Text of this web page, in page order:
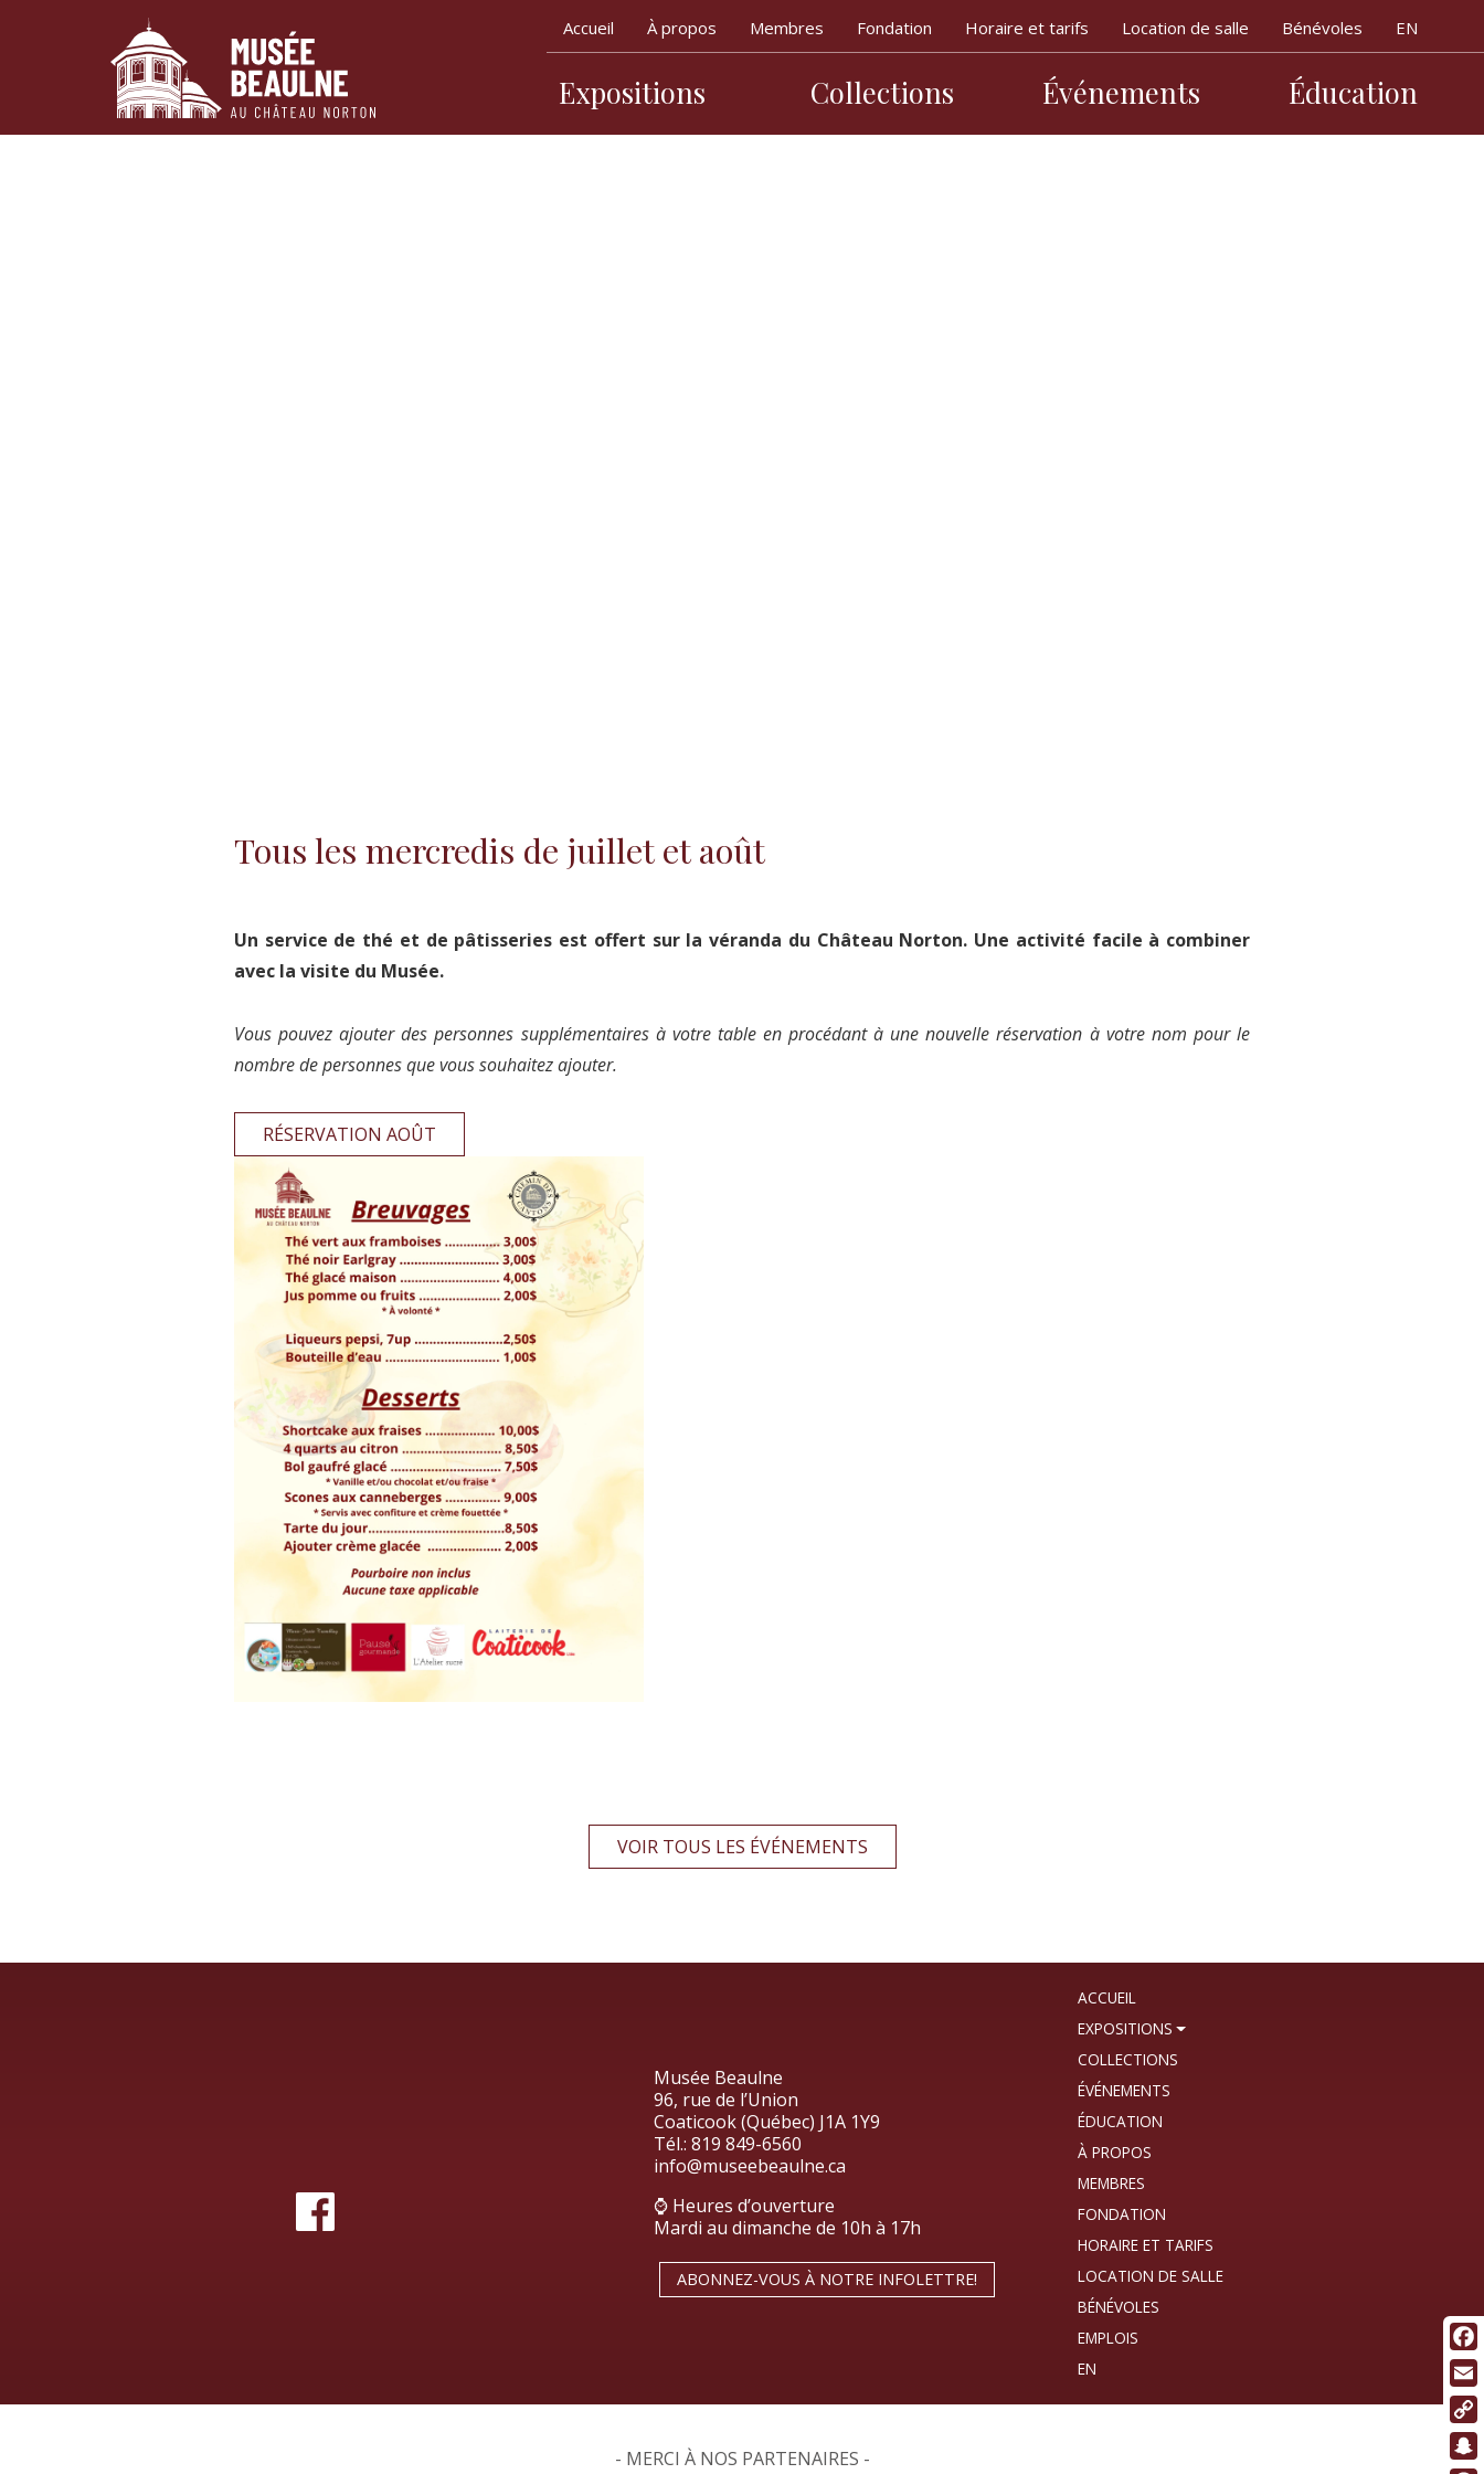
Accueil À propos Membres Fondation Horaire et tarifs Location de salle Bénévoles
Expositions Collections Événements Éducation
Tous les mercredis de juillet et août
Un service de thé et de pâtisseries est offert sur la véranda du Château Norton. Une activité facile à combiner
avec la visite du Musée.
Vous pouvez ajouter des personnes supplémentaires à votre table en procédant à une nouvelle réservation à votre nom pour le
nombre de personnes que vous souhaitez ajouter.
RÉSERVATION AOÛT
VOIR TOUS LES ÉVÉNEMENTS
Musée Beaulne
96, rue de l’Union
Coaticook (Québec) J1A 1Y9
Tél.: 819 849-6560
info@museebeaulne.ca
⌚ Heures d’ouverture
Mardi au dimanche de 10h à 17h
ABONNEZ-VOUS À NOTRE INFOLETTRE!
ACCUEIL
EXPOSITIONS
COLLECTIONS
ÉVÉNEMENTS
ÉDUCATION
À PROPOS
MEMBRES
FONDATION
HORAIRE ET TARIFS
LOCATION DE SALLE
BÉNÉVOLES
EMPLOIS
- MERCI À NOS PARTENAIRES -